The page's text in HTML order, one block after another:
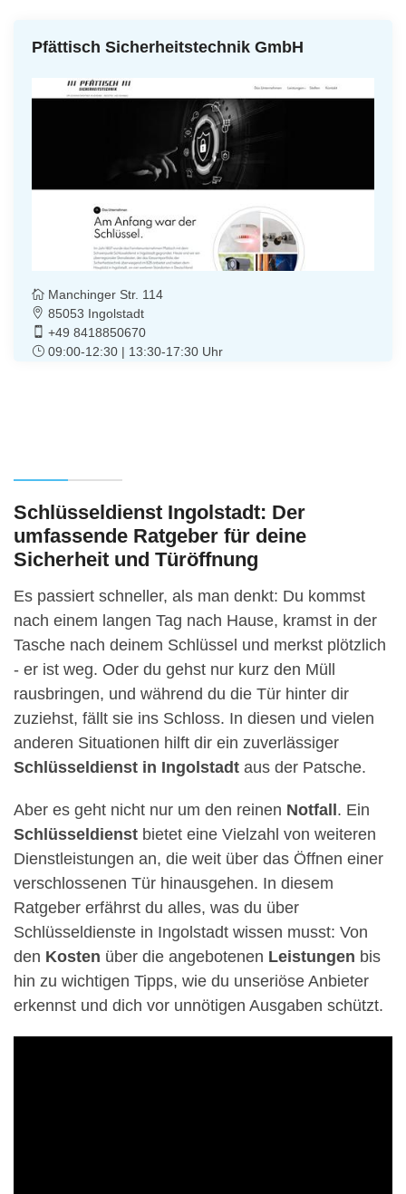
Pfättisch Sicherheitstechnik GmbH
Manchinger Str. 114
85053 Ingolstadt
+49 8418850670
09:00-12:30 | 13:30-17:30 Uhr
Schlüsseldienst Ingolstadt: Der
umfassende Ratgeber für deine
Sicherheit und Türöffnung
Es passiert schneller, als man denkt: Du kommst
nach einem langen Tag nach Hause, kramst in der
Tasche nach deinem Schlüssel und merkst plötzlich
- er ist weg. Oder du gehst nur kurz den Müll
rausbringen, und während du die Tür hinter dir
zuziehst, fällt sie ins Schloss. In diesen und vielen
anderen Situationen hilft dir ein zuverlässiger
Schlüsseldienst in Ingolstadt aus der Patsche.
Aber es geht nicht nur um den reinen Notfall. Ein
Schlüsseldienst bietet eine Vielzahl von weiteren
Dienstleistungen an, die weit über das Öffnen einer
verschlossenen Tür hinausgehen. In diesem
Ratgeber erfährst du alles, was du über
Schlüsseldienste in Ingolstadt wissen musst: Von
den Kosten über die angebotenen Leistungen bis
hin zu wichtigen Tipps, wie du unseriöse Anbieter
erkennst und dich vor unnötigen Ausgaben schützt.